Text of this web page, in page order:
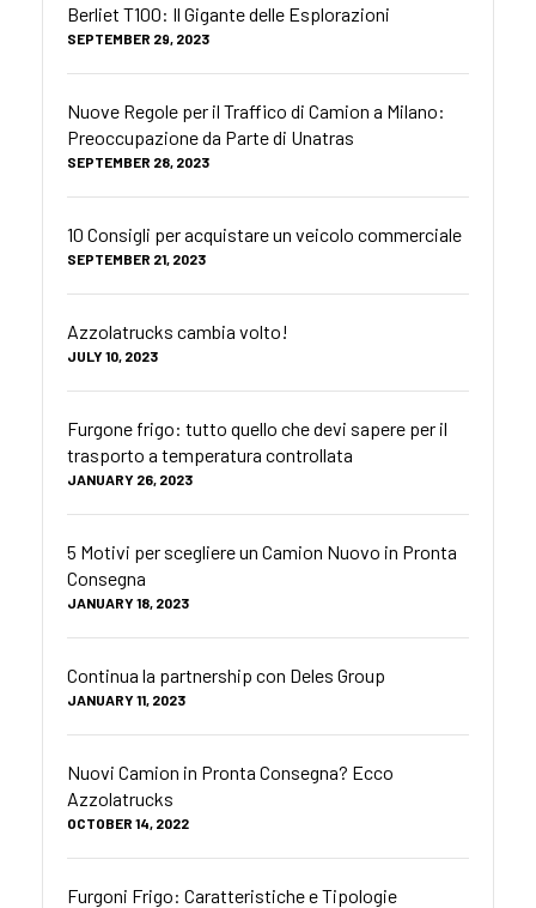
Berliet T100: Il Gigante delle Esplorazioni
SEPTEMBER 29, 2023
Nuove Regole per il Traffico di Camion a Milano:
Preoccupazione da Parte di Unatras
SEPTEMBER 28, 2023
10 Consigli per acquistare un veicolo commerciale
SEPTEMBER 21, 2023
Azzolatrucks cambia volto!
JULY 10, 2023
Furgone frigo: tutto quello che devi sapere per il
trasporto a temperatura controllata
JANUARY 26, 2023
5 Motivi per scegliere un Camion Nuovo in Pronta
Consegna
JANUARY 18, 2023
Continua la partnership con Deles Group
JANUARY 11, 2023
Nuovi Camion in Pronta Consegna? Ecco
Azzolatrucks
OCTOBER 14, 2022
Furgoni Frigo: Caratteristiche e Tipologie